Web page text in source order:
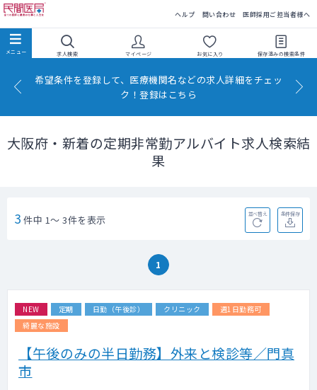
ヘルプ 問い合わせ 医師採用ご担当者様へ
求人検索 マイページ お気に入り 保存済みの検索条件
希望条件を登録して、医療機関名などの求人詳細をチェッ
ク！登録はこちら
大阪府・新着の定期非常勤アルバイト求人検索結
果
3 件中 1～ 3件を表示 並べ替え 条件保存
1
NEW 定期 日勤（午後診） クリニック
週1日勤務可
綺麗な施設
【午後のみの半日勤務】外来と検診等／門真
市